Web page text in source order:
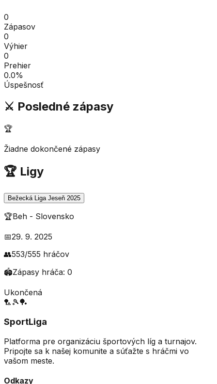
0
Zápasov
0
Výhier
0
Prehier
0.0%
Úspešnosť
⚔️ Posledné zápasy
🏆
Žiadne dokončené zápasy
🏆 Ligy
Bežecká Liga Jeseň 2025
🏆Beh - Slovensko
📅29. 9. 2025
👥553/555 hráčov
🏟️Zápasy hráča: 0
Ukončená
🏸 🎾🏓
SportLiga
Platforma pre organizáciu športových líg a turnajov.
Pripojte sa k našej komunite a súťažte s hráčmi vo
vašom meste.
Odkazy